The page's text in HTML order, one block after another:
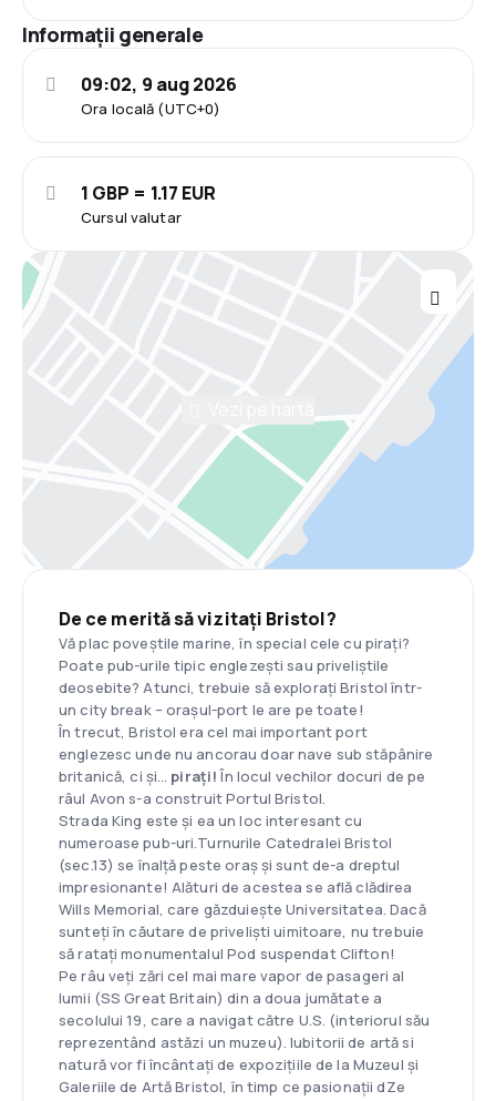
Informații generale
Ora locală (UTC+0)
09:02, 9 aug 2026
Cursul valutar
1 GBP = 1.17 EUR
De ce merită să vizitați Bristol?
Vă plac poveștile marine, în special cele cu pirați?
Poate pub-urile tipic englezești sau priveliștile
deosebite? Atunci, trebuie să explorați Bristol într-
un city break – orașul-port le are pe toate!
În trecut, Bristol era cel mai important port
englezesc unde nu ancorau doar nave sub stăpânire
britanică, ci și… pirați!În locul vechilor docuri de pe
râul Avon s-a construit Portul Bristol.
Strada King este și ea un loc interesant cu
numeroase pub-uri.Turnurile Catedralei Bristol
(sec.13) se înalță peste oraș și sunt de-a dreptul
impresionante! Alături de acestea se află clădirea
Wills Memorial, care găzduiește Universitatea. Dacă
sunteți în căutare de priveliști uimitoare, nu trebuie
să ratați monumentalul Pod suspendat Clifton!
Pe râu veți zări cel mai mare vapor de pasageri al
lumii (SS Great Britain) din a doua jumătate a
secolului 19, care a navigat către U.S. (interiorul său
reprezentând astăzi un muzeu). Iubitorii de artă si
natură vor fi încântați de expozițiile de la Muzeul și
Galeriile de Artă Bristol, în timp ce pasionații dZe